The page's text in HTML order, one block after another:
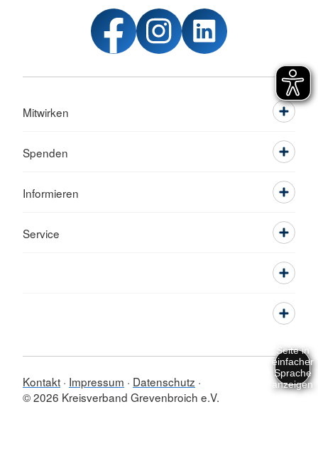
Mitwirken
Spenden
Informieren
Service
Kontakt Impressum
Datenschutz
© 2026 Kreisverband Grevenbroich e.V.